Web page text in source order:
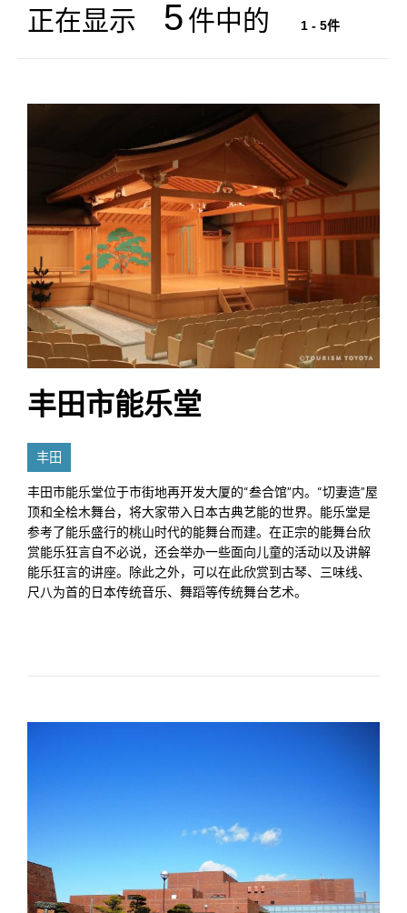
正在显示 5 件中的 1 - 5件
丰田市能乐堂
丰田
丰田市能乐堂位于市街地再开发大厦的“叁合馆”内。“切妻造”屋
顶和全桧木舞台，将大家带入日本古典艺能的世界。能乐堂是
参考了能乐盛行的桃山时代的能舞台而建。在正宗的能舞台欣
赏能乐狂言自不必说，还会举办一些面向儿童的活动以及讲解
能乐狂言的讲座。除此之外，可以在此欣赏到古琴、三味线、
尺八为首的日本传统音乐、舞蹈等传统舞台艺术。